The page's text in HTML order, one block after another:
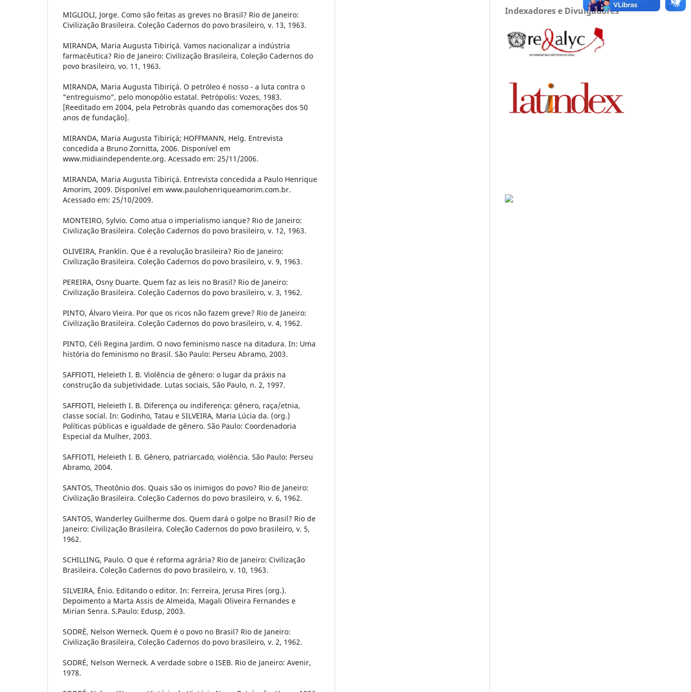
MIGLIOLI, Jorge. Como são feitas as greves no Brasil? Rio de Janeiro:
Civilização Brasileira. Coleção Cadernos do povo brasileiro, v. 13, 1963.
MIRANDA, Maria Augusta Tibiriçá. Vamos nacionalizar a indústria
farmacêutica? Rio de Janeiro: Civilização Brasileira, Coleção Cadernos do
povo brasileiro, vo. 11, 1963.
MIRANDA, Maria Augusta Tibiriçá. O petróleo é nosso - a luta contra o
"entreguismo", pelo monopólio estatal. Petrópolis: Vozes, 1983.
[Reeditado em 2004, pela Petrobrás quando das comemorações dos 50
anos de fundação].
MIRANDA, Maria Augusta Tibiriçá; HOFFMANN, Helg. Entrevista
concedida a Bruno Zornitta, 2006. Disponível em
www.midiaindependente.org. Acessado em: 25/11/2006.
MIRANDA, Maria Augusta Tibiriçá. Entrevista concedida a Paulo Henrique
Amorim, 2009. Disponível em www.paulohenriqueamorim.com.br.
Acessado em: 25/10/2009.
MONTEIRO, Sylvio. Como atua o imperialismo ianque? Rio de Janeiro:
Civilização Brasileira. Coleção Cadernos do povo brasileiro, v. 12, 1963.
OLIVEIRA, Franklin. Que é a revolução brasileira? Rio de Janeiro:
Civilização Brasileira. Coleção Cadernos do povo brasileiro, v. 9, 1963.
PEREIRA, Osny Duarte. Quem faz as leis no Brasil? Rio de Janeiro:
Civilização Brasileira. Coleção Cadernos do povo brasileiro, v. 3, 1962.
PINTO, Álvaro Vieira. Por que os ricos não fazem greve? Rio de Janeiro:
Civilização Brasileira. Coleção Cadernos do povo brasileiro, v. 4, 1962.
PINTO, Céli Regina Jardim. O novo feminismo nasce na ditadura. In: Uma
história do feminismo no Brasil. São Paulo: Perseu Abramo, 2003.
SAFFIOTI, Heleieth I. B. Violência de gênero: o lugar da práxis na
construção da subjetividade. Lutas sociais, São Paulo, n. 2, 1997.
SAFFIOTI, Heleieth I. B. Diferença ou indiferença: gênero, raça/etnia,
classe social. In: Godinho, Tatau e SILVEIRA, Maria Lúcia da. (org.)
Políticas públicas e igualdade de gênero. São Paulo: Coordenadoria
Especial da Mulher, 2003.
SAFFIOTI, Heleieth I. B. Gênero, patriarcado, violência. São Paulo: Perseu
Abramo, 2004.
SANTOS, Theotônio dos. Quais são os inimigos do povo? Rio de Janeiro:
Civilização Brasileira. Coleção Cadernos do povo brasileiro, v. 6, 1962.
SANTOS, Wanderley Guilherme dos. Quem dará o golpe no Brasil? Rio de
Janeiro: Civilização Brasileira. Coleção Cadernos do povo brasileiro, v. 5,
1962.
SCHILLING, Paulo. O que é reforma agrária? Rio de Janeiro: Civilização
Brasileira. Coleção Cadernos do povo brasileiro, v. 10, 1963.
SILVEIRA, Ênio. Editando o editor. In: Ferreira, Jerusa Pires (org.).
Depoimento a Marta Assis de Almeida, Magali Oliveira Fernandes e
Mirian Senra. S.Paulo: Edusp, 2003.
SODRÉ, Nelson Werneck. Quem é o povo no Brasil? Rio de Janeiro:
Civilização Brasileira, Coleção Cadernos do povo brasileiro, v. 2, 1962.
SODRÉ, Nelson Werneck. A verdade sobre o ISEB. Rio de Janeiro: Avenir,
1978.
Indexadores e Divulgadores